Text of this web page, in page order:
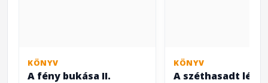
KÖNYV
A fény bukása II.
KÖNYV
A széthasadt